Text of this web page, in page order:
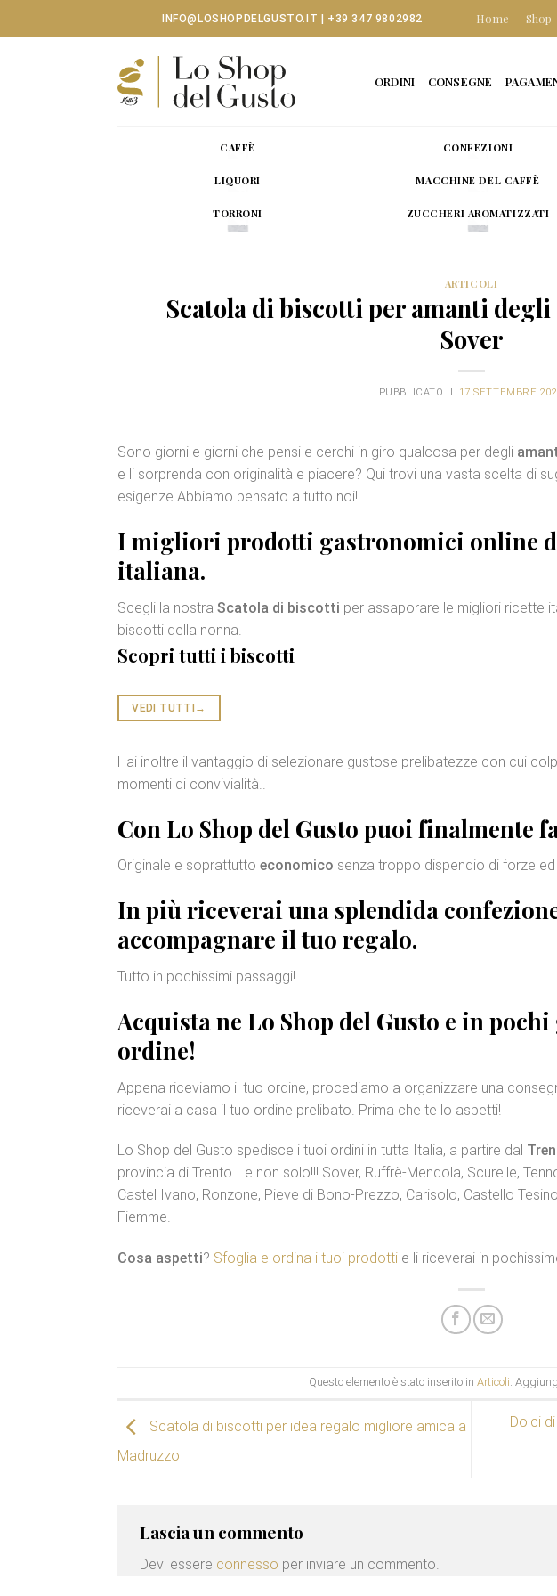
INFO@LOSHOPDELGUSTO.IT | +39 347 9802982 Home Shop
ORDINI CONSEGNE
CAFFÈ CONFEZIONI
LIQUORI MACCHINE DEL CAFFÈ
TORRONI ZUCCHERI AROMATIZZATI
ARTICOLI
Scatola di biscotti per amanti
Sover
PUBBLICATO IL 17 SETTEMBRE
Sono giorni e giorni che pensi e cerchi in giro qualcosa per degli
e li sorprenda con originalità e piacere? Qui trovi una vasta scelta di
esigenze.Abbiamo pensato a tutto noi!
I migliori prodotti gastronomici online
italiana.
Scegli la nostra Scatola di biscotti per assaporare le migliori ricette
biscotti della nonna.
Scopri tutti i biscotti
VEDI TUTTI →
Hai inoltre il vantaggio di selezionare gustose prelibatezze con cui
momenti di convivialità..
Con Lo Shop del Gusto puoi finalmente
Originale e soprattutto economico senza troppo dispendio di forze ed
In più riceverai una splendida
accompagnare il tuo regalo.
Tutto in pochissimi passaggi!
Acquista ne Lo Shop del Gusto e in
ordine!
Appena riceviamo il tuo ordine, procediamo a organizzare una
riceverai a casa il tuo ordine prelibato. Prima che te lo aspetti!
Lo Shop del Gusto spedisce i tuoi ordini in tutta Italia, a partire dal
provincia di Trento… e non solo!!! Sover, Ruffrè-Mendola, Scurelle,
Castel Ivano, Ronzone, Pieve di Bono-Prezzo, Carisolo, Castello
Fiemme.
Cosa aspetti? Sfoglia e ordina i tuoi prodotti e li riceverai in
Questo elemento è stato inserito in Articoli.
Scatola di biscotti per idea regalo migliore amica a
Madruzzo
Dolci
Lascia un commento
Devi essere connesso per inviare un commento.